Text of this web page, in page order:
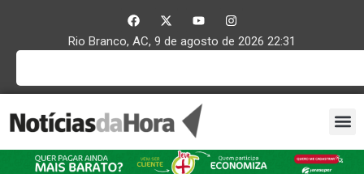
Rio Branco, AC, 9 de agosto de 2026 22:31